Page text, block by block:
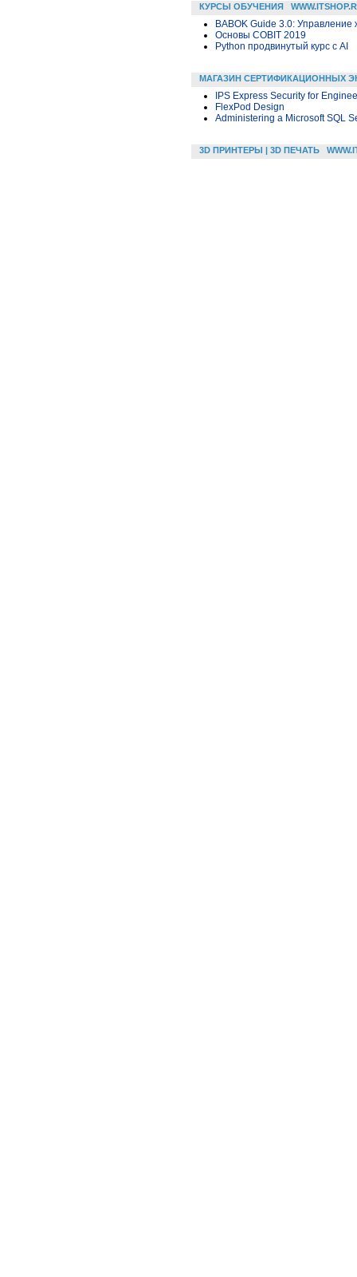
КУРСЫ ОБУЧЕНИЯ
BABOK Guide 3.0:
Основы COBIT 2019
Python продвинутый курс с AI
МАГАЗИН СЕРТИФИКАЦИОННЫХ
IPS Express Security for
FlexPod Design
Administering a Microsoft SQL
3D ПРИНТЕРЫ | 3D ПЕЧАТЬ